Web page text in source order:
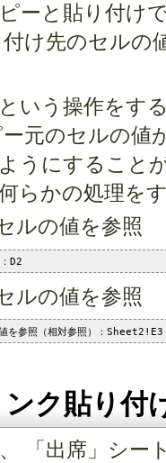
ーと貼り付け
け先のセルの
という操作をす
元のセルの値
うにすること
らかの処理を
ルの値を参照
ルの値を参照
ク貼り付
「出席」シー